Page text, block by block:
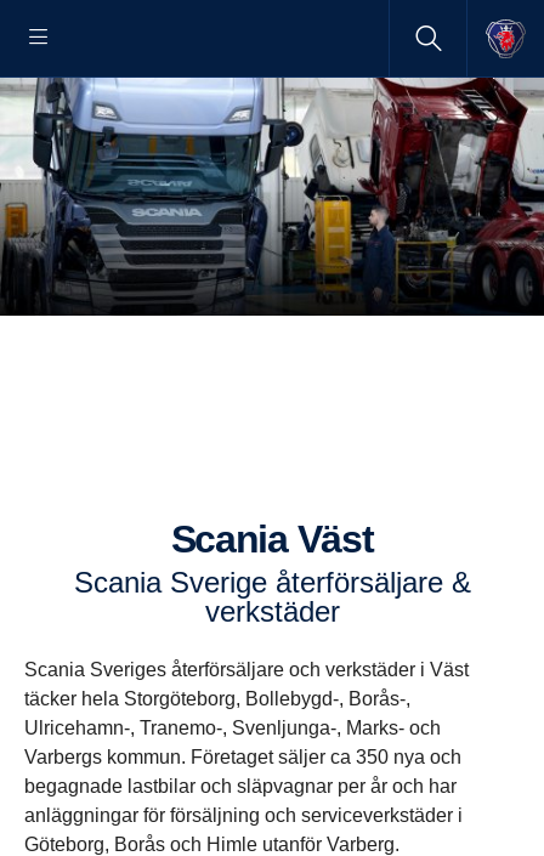
Scania Väst
Scania Sverige återför­säl­jare &
verkstäder
Scania Sveriges återförsäljare och verkstäder i Väst
täcker hela Storgöteborg, Bollebygd-, Borås-,
Ulricehamn-, Tranemo-, Svenljunga-, Marks- och
Varbergs kommun. Företaget säljer ca 350 nya och
begagnade lastbilar och släpvagnar per år och har
anläggningar för försäljning och serviceverkstäder i
Göteborg, Borås och Himle utanför Varberg.